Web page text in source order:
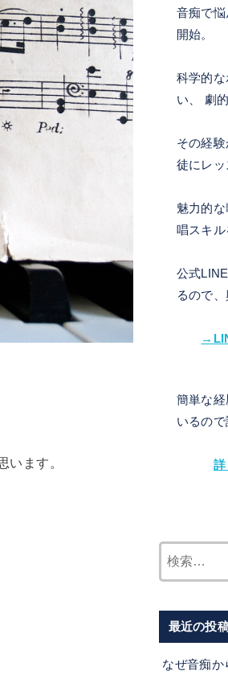
います。
音痴で
開始。
科学的
い、 劇
その経
徒にレッ
魅力的
唱スキル
公式
るので
簡単な
いるので
詳
最近の投
なぜ音痴か